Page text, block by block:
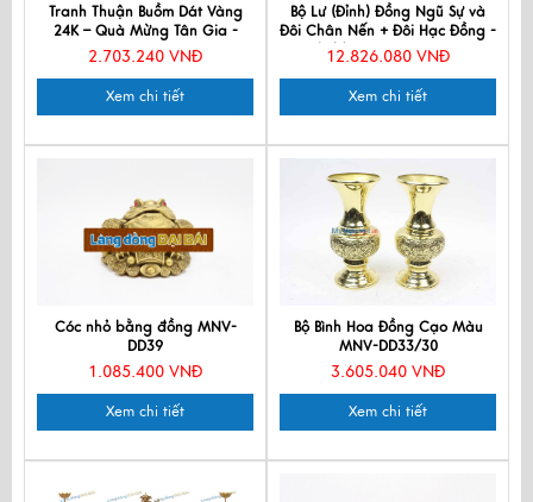
Tranh Thuận Buồm Dát Vàng
24K – Quà Mừng Tân Gia -
MNVHD03
2.703.240 VNĐ
Xem chi tiết
Bộ Lư (Đỉnh) Đồng Ngũ Sự và
Đôi Chân Nến + Đôi Hạc Đồng -
Bộ thờ cúng MNV-DD20
12.826.080 VNĐ
Xem chi tiết
Cóc nhỏ bằng đồng MNV-
DD39
1.085.400 VNĐ
Xem chi tiết
Bộ Bình Hoa Đồng Cạo Màu
MNV-DD33/30
3.605.040 VNĐ
Xem chi tiết